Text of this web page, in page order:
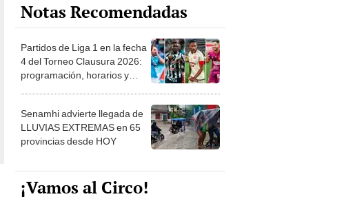
Notas Recomendadas
Partidos de Liga 1 en la fecha
4 del Torneo Clausura 2026:
programación, horarios y
Senamhi advierte llegada de
LLUVIAS EXTREMAS en 65
provincias desde HOY
¡Vamos al Circo!